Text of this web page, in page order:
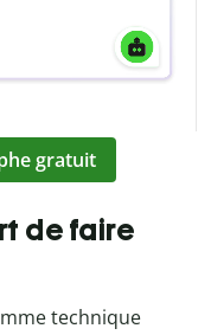
gratuit
de faire
technique